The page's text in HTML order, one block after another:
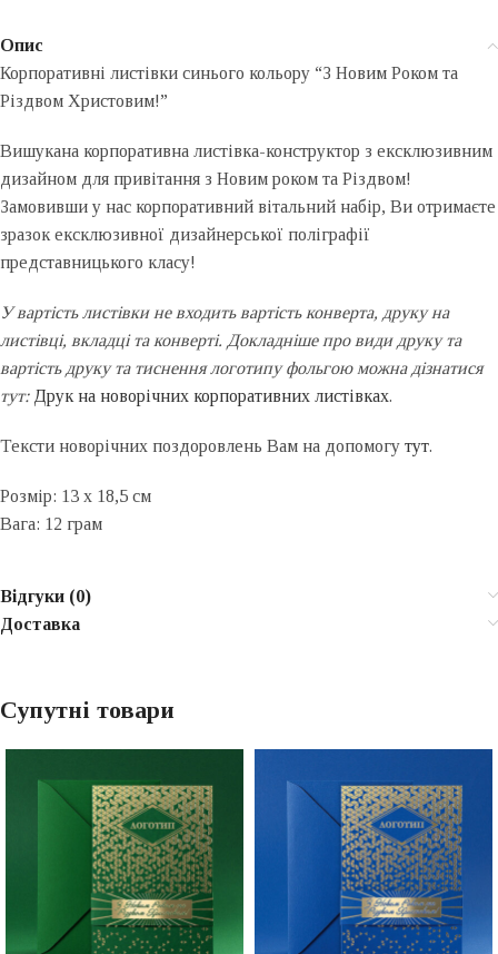
Опис
Корпоративні листівки синього кольору “З Новим Роком та
Різдвом Христовим!”
Вишукана корпоративна листівка-конструктор з ексклюзивним
дизайном для привітання з Новим роком та Різдвом!
Замовивши у нас корпоративний вітальний набір, Ви отримаєте
зразок ексклюзивної дизайнерської поліграфії
представницького класу!
У вартість листівки не входить вартість конверта, друку на
листівці, вкладці та конверті. Докладніше про види друку та
вартість друку та тиснення логотипу фольгою можна дізнатися
тут: Друк на новорічних корпоративних листівках.
Тексти новорічних поздоровлень Вам на допомогу тут.
Розмір: 13 x 18,5 см
Вага: 12 грам
Відгуки (0)
Доставка
Супутні товари